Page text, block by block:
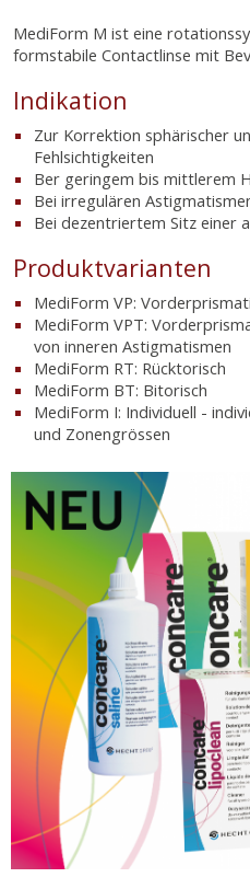
MediForm M ist eine
formstabile Contactlinse mit
Indikation
Zur Korrektion sphärischer
Fehlsichtigkeiten
Ber geringem bis mittlerem
Bei irregulären
Bei dezentriertem Sitz einer
Produktvarianten
MediForm VP:
MediForm VPT:
von inneren Astigmatismen
MediForm RT: Rücktorisch
MediForm BT: Bitorisch
MediForm I: Individuell -
und Zonengrössen